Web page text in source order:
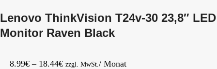
Lenovo ThinkVision T24v-30 23,8″ LED
Monitor Raven Black
8.99€ – 18.44€Preisspanne:
zzgl. MwSt./ Monat